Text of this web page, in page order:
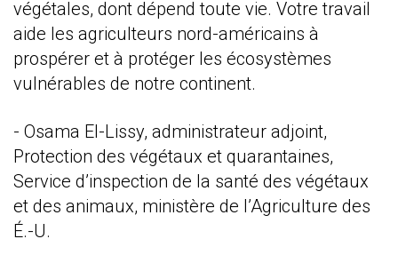
végétales, dont dépend toute vie. Votre travail
aide les agriculteurs nord-américains à
prospérer et à protéger les écosystèmes
vulnérables de notre continent.
- Osama El-Lissy, administrateur adjoint,
Protection des végétaux et quarantaines,
Service d’inspection de la santé des végétaux
et des animaux, ministère de l’Agriculture des
É.-U.